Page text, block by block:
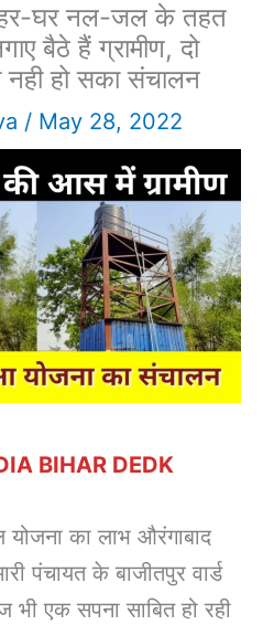
घर नल-जल के तहत
बैठे हैं ग्रामीण, दो
नही हो सका संचालन
/ May 28, 2022
BIHAR DEDK
योजना का लाभ औरंगाबाद
पंचायत के बाजीतपुर वार्ड
एक सपना साबित हो रही